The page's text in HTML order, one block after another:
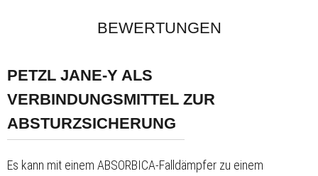
BEWERTUNGEN
PETZL JANE-Y ALS
VERBINDUNGSMITTEL ZUR
ABSTURZSICHERUNG
Es kann mit einem ABSORBICA-Falldämpfer zu einem